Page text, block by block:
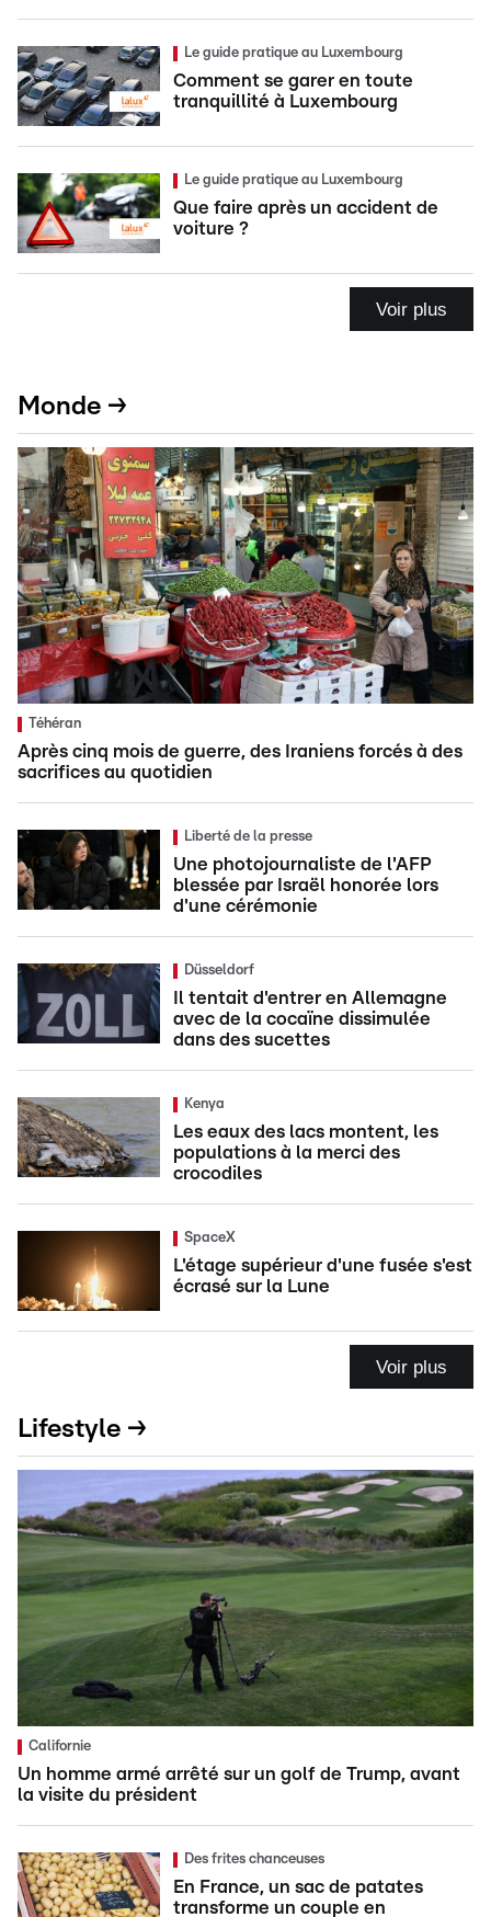
Le guide pratique au Luxembourg
Comment se garer en toute
tranquillité à Luxembourg
Le guide pratique au Luxembourg
Que faire après un accident de
voiture ?
Voir plus
Monde →
Téhéran
Après cinq mois de guerre, des Iraniens forcés à des
sacrifices au quotidien
Liberté de la presse
Une photojournaliste de l'AFP
blessée par Israël honorée lors
d'une cérémonie
Düsseldorf
Il tentait d'entrer en Allemagne
avec de la cocaïne dissimulée
dans des sucettes
Kenya
Les eaux des lacs montent, les
populations à la merci des
crocodiles
SpaceX
L'étage supérieur d'une fusée s'est
écrasé sur la Lune
Voir plus
Lifestyle →
Californie
Un homme armé arrêté sur un golf de Trump, avant
la visite du président
Des frites chanceuses
En France, un sac de patates
transforme un couple en